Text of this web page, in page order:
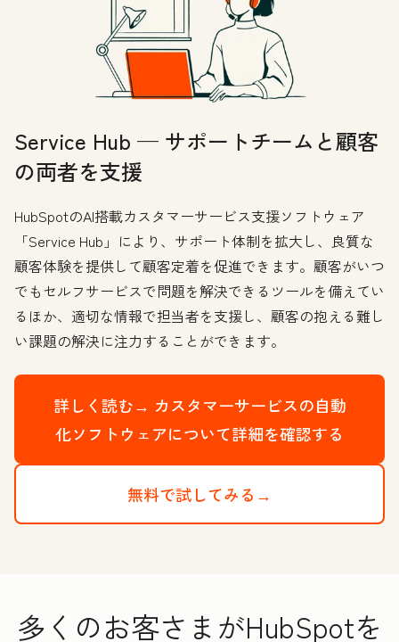
Service Hub — サポートチームと顧客
の両者を支援
HubSpotのAI搭載カスタマーサービス支援ソフトウェア
「Service Hub」により、サポート体制を拡大し、良質な
顧客体験を提供して顧客定着を促進できます。顧客がいつ
でもセルフサービスで問題を解決できるツールを備えてい
るほか、適切な情報で担当者を支援し、顧客の抱える難し
い課題の解決に注力することができます。
詳しく読む→ カスタマーサービスの自動
化ソフトウェアについて詳細を確認する
無料で試してみる→
多くのお客さまがHubSpotを